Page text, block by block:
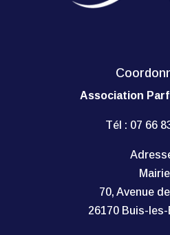
Association
Tél : 07 66
Mairie
70, Avenue
26170 Buis-